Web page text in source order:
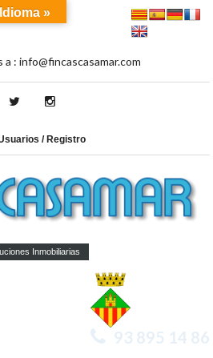
a : info@fincascasamar.com
/ Registro
Inmobiliarias
93 895 14 86
Idioma »